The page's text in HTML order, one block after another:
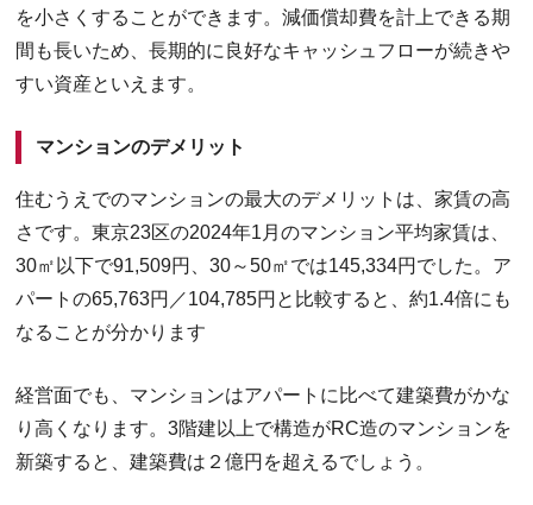
を小さくすることができます。減価償却費を計上できる期
間も長いため、長期的に良好なキャッシュフローが続きや
すい資産といえます。
マンションのデメリット
住むうえでのマンションの最大のデメリットは、家賃の高
さです。東京23区の2024年1月のマンション平均家賃は、
30㎡以下で91,509円、30～50㎡では145,334円でした。ア
パートの65,763円／104,785円と比較すると、約1.4倍にも
なることが分かります
経営面でも、マンションはアパートに比べて建築費がかな
り高くなります。3階建以上で構造がRC造のマンションを
新築すると、建築費は２億円を超えるでしょう。